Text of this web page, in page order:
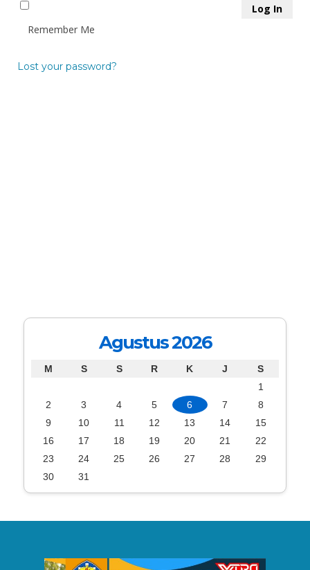
Remember Me
Lost your password?
Agustus 2026
M S S R K J
S
1
2
3 4 5 6 7
8
9
10 11 12 13 14
15
16
17 18 19 20 21
22
23
24 25 26 27 28
29
30
31